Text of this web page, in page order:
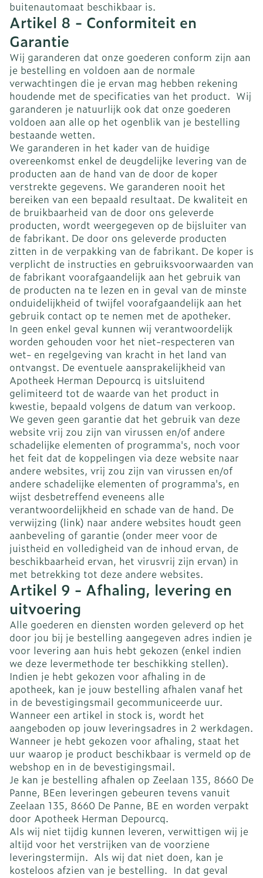
buitenautomaat beschikbaar is.
Artikel 8 - Conformiteit en
Garantie
Wij garanderen dat onze goederen conform zijn aan
je bestelling en voldoen aan de normale
verwachtingen die je ervan mag hebben rekening
houdende met de specificaties van het product. Wij
garanderen je natuurlijk ook dat onze goederen
voldoen aan alle op het ogenblik van je bestelling
bestaande wetten.
We garanderen in het kader van de huidige
overeenkomst enkel de deugdelijke levering van de
producten aan de hand van de door de koper
verstrekte gegevens. We garanderen nooit het
bereiken van een bepaald resultaat. De kwaliteit en
de bruikbaarheid van de door ons geleverde
producten, wordt weergegeven op de bijsluiter van
de fabrikant. De door ons geleverde producten
zitten in de verpakking van de fabrikant. De koper is
verplicht de instructies en gebruiksvoorwaarden van
de fabrikant voorafgaandelijk aan het gebruik van
de producten na te lezen en in geval van de minste
onduidelijkheid of twijfel voorafgaandelijk aan het
gebruik contact op te nemen met de apotheker.
In geen enkel geval kunnen wij verantwoordelijk
worden gehouden voor het niet-respecteren van
wet- en regelgeving van kracht in het land van
ontvangst. De eventuele aansprakelijkheid van
Apotheek Herman Depourcq is uitsluitend
gelimiteerd tot de waarde van het product in
kwestie, bepaald volgens de datum van verkoop.
We geven geen garantie dat het gebruik van deze
website vrij zou zijn van virussen en/of andere
schadelijke elementen of programma's, noch voor
het feit dat de koppelingen via deze website naar
andere websites, vrij zou zijn van virussen en/of
andere schadelijke elementen of programma's, en
wijst desbetreffend eveneens alle
verantwoordelijkheid en schade van de hand. De
verwijzing (link) naar andere websites houdt geen
aanbeveling of garantie (onder meer voor de
juistheid en volledigheid van de inhoud ervan, de
beschikbaarheid ervan, het virusvrij zijn ervan) in
met betrekking tot deze andere websites.
Artikel 9 - Afhaling, levering en
uitvoering
Alle goederen en diensten worden geleverd op het
door jou bij je bestelling aangegeven adres indien je
voor levering aan huis hebt gekozen (enkel indien
we deze levermethode ter beschikking stellen).
Indien je hebt gekozen voor afhaling in de
apotheek, kan je jouw bestelling afhalen vanaf het
in de bevestigingsmail gecommuniceerde uur.
Wanneer een artikel in stock is, wordt het
aangeboden op jouw leveringsadres in 2 werkdagen.
Wanneer je hebt gekozen voor afhaling, staat het
uur waarop je product beschikbaar is vermeld op de
webshop en in de bevestigingsmail.
Je kan je bestelling afhalen op Zeelaan 135, 8660 De
Panne, BEen leveringen gebeuren tevens vanuit
Zeelaan 135, 8660 De Panne, BE en worden verpakt
door Apotheek Herman Depourcq.
Als wij niet tijdig kunnen leveren, verwittigen wij je
altijd voor het verstrijken van de voorziene
leveringstermijn. Als wij dat niet doen, kan je
kosteloos afzien van je bestelling. In dat geval